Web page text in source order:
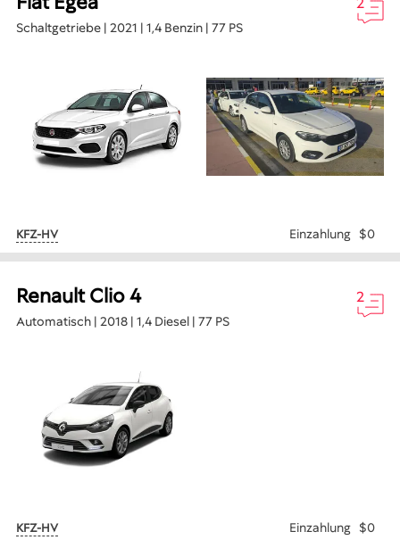
Schaltgetriebe | 2021 | 1,4 Benzin | 77 PS
KFZ-HV Einzahlung $0
Renault Clio 4
Automatisch | 2018 | 1,4 Diesel | 77 PS
2
KFZ-HV Einzahlung $0